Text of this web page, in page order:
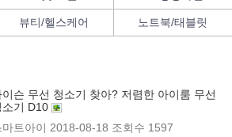
뷰티/헬스케어 노트북/태블릿
이슨 무선 청소기 찾아? 저렴한 아이룸 무선
소기 D10
마트아이 2018-08-18 조회수 1597